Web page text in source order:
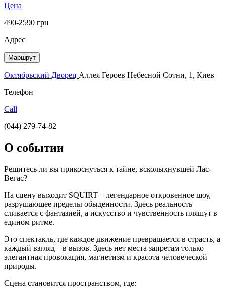
Цена
490-2590 грн
Адрес
Маршрут
Октябрьский Дворец Аллея Героев Небесной Сотни, 1, Киев
Телефон
Call
(044) 279-74-82
О событии
Решитесь ли вы прикоснуться к тайне, всколыхнувшей Лас-
Вегас?
На сцену выходит SQUIRT – легендарное откровенное шоу,
разрушающее пределы обыденности. Здесь реальность
сливается с фантазией, а искусство и чувственность пляшут в
едином ритме.
Это спектакль, где каждое движение превращается в страсть, а
каждый взгляд – в вызов. Здесь нет места запретам только
элегантная провокация, магнетизм и красота человеческой
природы.
Сцена становится пространством, где: